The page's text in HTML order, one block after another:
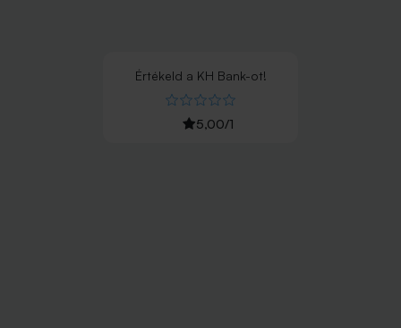
Értékeld a KH Bank-ot!
5,00/1